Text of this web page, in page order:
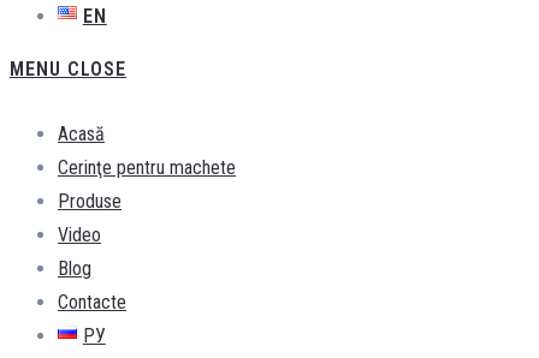
EN
MENU CLOSE
Acasă
Cerinţe pentru machete
Produse
Video
Blog
Contacte
РУ